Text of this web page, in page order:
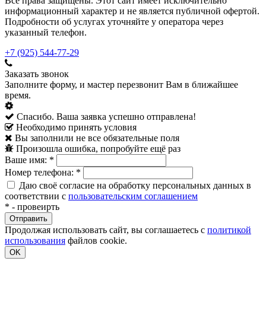
информационный характер и не является публичной офертой.
Подробности об услугах уточняйте у оператора через
указанный телефон.
+7 (925) 544-77-29
Заказать звонок
Заполните форму, и мастер перезвонит Вам в ближайшее
время.
Спасибо. Ваша заявка успешно отправлена!
Необходимо принять условия
Вы заполнили не все обязательные поля
Произошла ошибка, попробуйте ещё раз
Ваше имя: *
Номер телефона: *
Даю своё согласие на обработку персональных данных в
соответствии с пользовательским соглашением
* - провеирть
Продолжая использовать сайт, вы соглашаетесь с политикой
использования файлов cookie.
OK